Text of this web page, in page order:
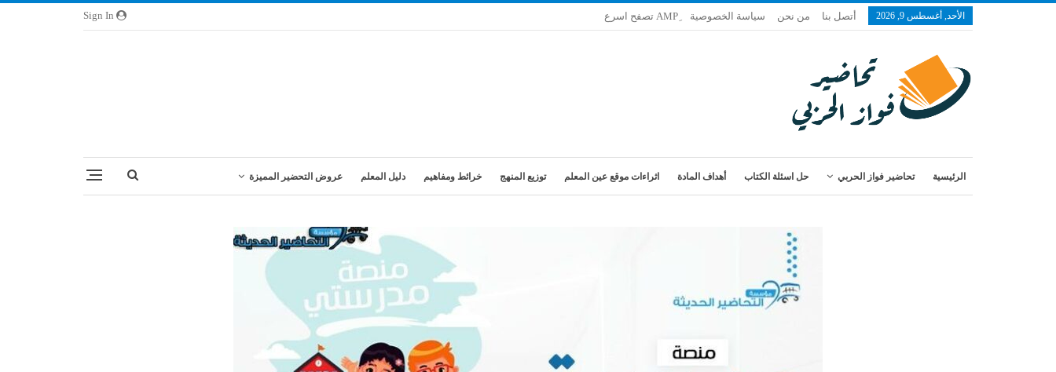
الأحد, أغسطس 9, 2026 أتصل بنا من نحن سياسة الخصوصية
الرئيسية تحاضير فواز الحربي حل اسئلة الكتاب أهداف المادة اثراءات موقع عين المعلم توزيع المنهج خرائط ومفاهيم دليل المعلم عروض التحضير المميزة